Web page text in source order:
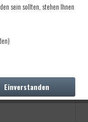
A8
sein sollten, stehen Ihnen
Einverstanden